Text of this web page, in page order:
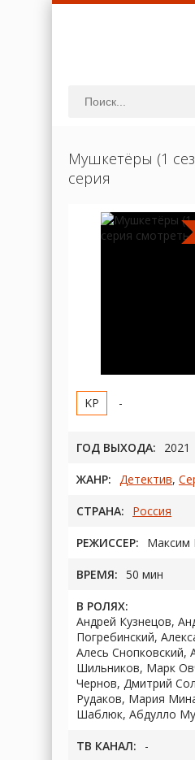
Мушкетёры (1
серия
-
ГОД ВЫХОДА: 2021
ЖАНР: Детектив,
СТРАНА: Россия
РЕЖИССЕР: Максим
ВРЕМЯ: 50 мин
В РОЛЯХ:
Андрей Кузнецов,
Погребинский,
Алесь Снопковский,
Шильников, Марк
Чернов, Дмитрий
Рудаков, Мария
Шаблюк, Абдулло
ТВ КАНАЛ: -